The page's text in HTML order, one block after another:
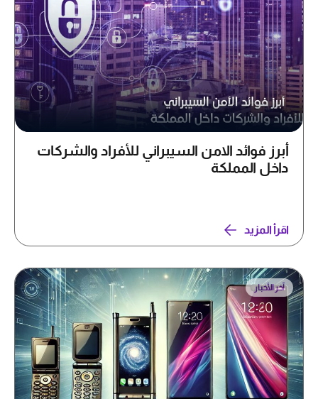
أبرز فوائد الامن السيبراني للأفراد والشركات
داخل المملكة
اقرأ المزيد
آخر الأخبار